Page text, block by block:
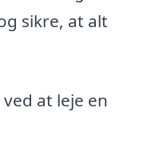
sikre, at alt
at leje en